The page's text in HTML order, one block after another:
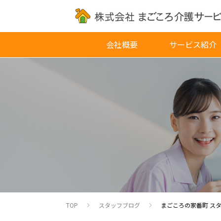
会社概要 サービス紹介
TOP スタッフブログ まごころの家番町 ス